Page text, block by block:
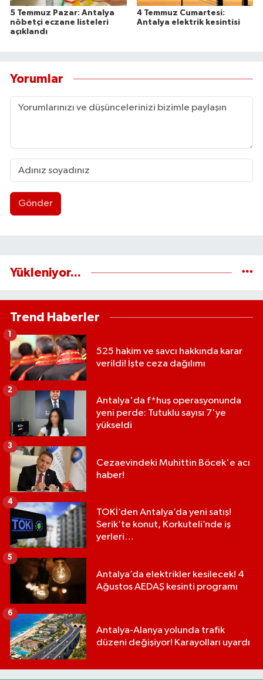
5 Temmuz Pazar: Antalya
nöbetçi eczane listeleri
açıklandı
4 Temmuz Cumartesi:
Antalya elektrik kesintisi
Yorumlar
Gönder
Yükleniyor...
Trend Haberler
525 hakim ve savcı hakkında karar
verildi! İşte ceza dağılımı
1
Antalya'da f*huş operasyonunda
yeni perde: Tutuklu sayısı 7'ye
yükseldi
2
Cezaevindeki Muhittin Böcek'e acı
haber!
3
TOKİ’den Antalya’da yeni satış!
Serik’te konut, Korkuteli’nde iş
yerleri…
4
Antalya’da elektrikler kesilecek! 4
Ağustos AEDAŞ kesinti programı
5
Antalya-Alanya yolunda trafik
düzeni değişiyor! Karayolları uyardı
6